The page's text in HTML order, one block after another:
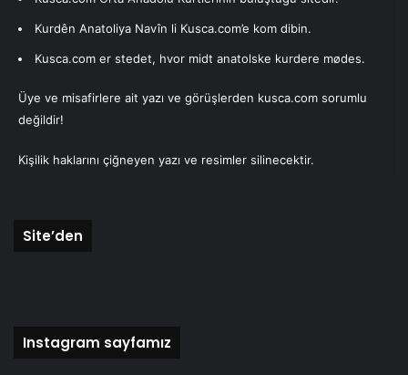
Son yazıları
Bayram Kızılkaya
Kurdên Anatoliya Navîn li Kusca.com’e kom dibin.
Kusca.com er stedet, hvor midt anatolske kurdere mødes.
Üye ve misafirlere ait yazı ve görüşlerden kusca.com sorumlu
değildir!
Kişilik haklarını çiğneyen yazı ve resimler silinecektir.
Site’den
Instagram sayfamız